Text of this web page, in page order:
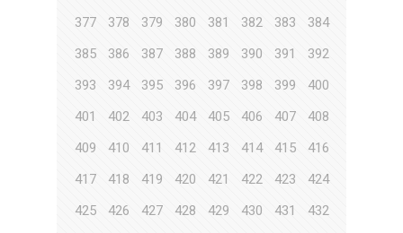
377
378 379 380 381 382 383
384
385
386 387 388 389 390 391
392
393
394 395 396 397 398 399
400
401
402 403 404 405 406 407
408
409
410 411 412 413 414 415
416
417
418 419 420 421 422 423
424
425
426 427 428 429 430 431
432